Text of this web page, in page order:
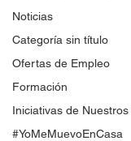
Noticias
Categoría sin título
Ofertas de Empleo
Formación
Iniciativas de
#YoMeMuevoEnCasa